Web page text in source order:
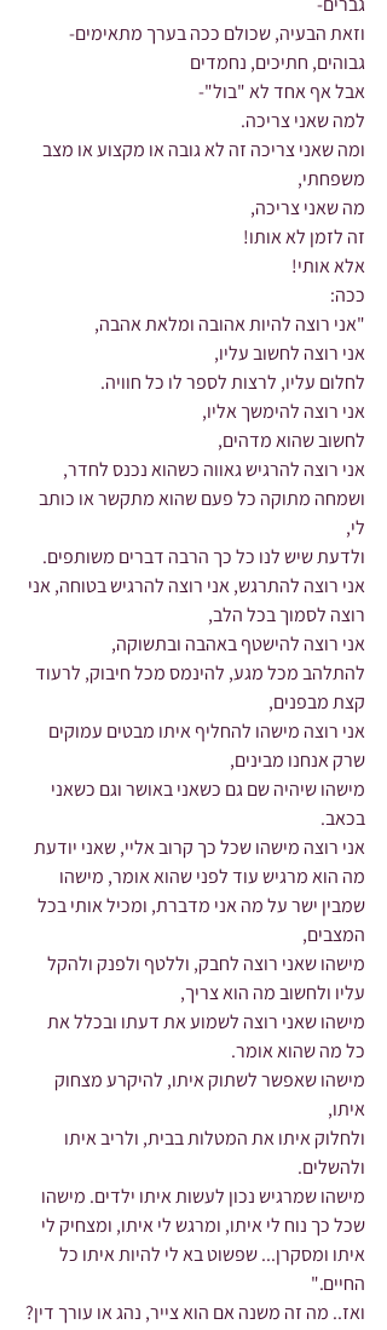
וזאת הבעיה, שכולם ככה בערך מתאימים-
גבוהים, חתיכים, נחמדים
אבל אף אחד לא "בול"-
למה שאני צריכה.
ומה שאני צריכה זה לא גובה או מקצוע או מצב
משפחתי,
מה שאני צריכה,
זה לזמן לא אותו!
אלא אותי!
ככה:
"אני רוצה להיות אהובה ומלאת אהבה,
אני רוצה לחשוב עליו,
לחלום עליו, לרצות לספר לו כל חוויה.
אני רוצה להימשך אליו,
לחשוב שהוא מדהים,
אני רוצה להרגיש גאווה כשהוא נכנס לחדר,
ושמחה מתוקה כל פעם שהוא מתקשר או כותב
לי,
ולדעת שיש לנו כל כך הרבה דברים משותפים.
אני רוצה להתרגש, אני רוצה להרגיש בטוחה, אני
רוצה לסמוך בכל הלב,
אני רוצה להישטף באהבה ובתשוקה,
להתלהב מכל מגע, להינמס מכל חיבוק, לרעוד
קצת מבפנים,
אני רוצה מישהו להחליף איתו מבטים עמוקים
שרק אנחנו מבינים,
מישהו שיהיה שם גם כשאני באושר וגם כשאני
בכאב.
אני רוצה מישהו שכל כך קרוב אליי, שאני יודעת
מה הוא מרגיש עוד לפני שהוא אומר, מישהו
שמבין ישר על מה אני מדברת, ומכיל אותי בכל
המצבים,
מישהו שאני רוצה לחבק, וללטף ולפנק ולהקל
עליו ולחשוב מה הוא צריך,
מישהו שאני רוצה לשמוע את דעתו ובכלל את
כל מה שהוא אומר.
מישהו שאפשר לשתוק איתו, להיקרע מצחוק
איתו,
ולחלוק איתו את המטלות בבית, ולריב איתו
ולהשלים.
מישהו שמרגיש נכון לעשות איתו ילדים. מישהו
שכל כך נוח לי איתו, ומרגש לי איתו, ומצחיק לי
איתו ומסקרן... שפשוט בא לי להיות איתו כל
החיים."
ואז.. מה זה משנה אם הוא צייר, נהג או עורך דין?